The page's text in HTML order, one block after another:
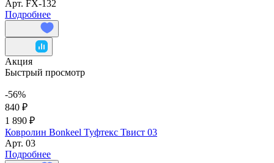
Арт. FX-132
Подробнее
Акция
Быстрый просмотр
-56%
840 ₽
1 890 ₽
Ковролин Bonkeel Туфтекс Твист 03
Арт. 03
Подробнее